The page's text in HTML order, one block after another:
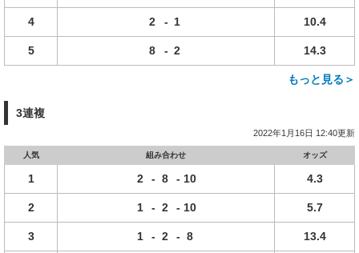
4 2 - 1 10.4
5 8 - 2 14.3
もっと見る＞
3連複
2022年1月16日 12:40更新
人気 組み合わせ オッズ
1 2 - 8 - 10 4.3
2 1 - 2 - 10 5.7
3 1 - 2 - 8 13.4